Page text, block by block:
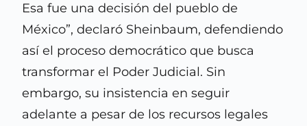
Esa fue una decisión del pueblo de
México”, declaró Sheinbaum, defendiendo
así el proceso democrático que busca
transformar el Poder Judicial. Sin
embargo, su insistencia en seguir
adelante a pesar de los recursos legales